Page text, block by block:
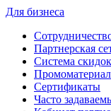
Для бизнеса
Партнерская
Система скидок
Сертификаты
Часто